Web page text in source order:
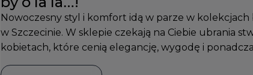
Nowoczesny styl i komfort idą w parze w kolekcjach
w Szczecinie. W sklepie czekają na Ciebie ubrania
kobietach, które cenią elegancję, wygodę i